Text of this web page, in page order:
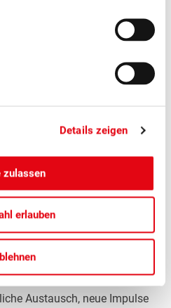
Details zeigen
zulassen
erlauben
Verband
Schweizer
Austausch, neue Impulse